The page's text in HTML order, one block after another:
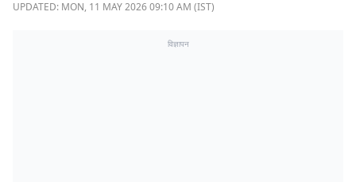
UPDATED: MON, 11 MAY 2026 09:10 AM (IST)
विज्ञापन